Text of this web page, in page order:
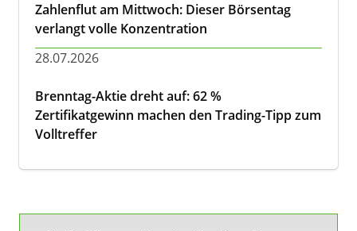
Zahlenflut am Mittwoch: Dieser Börsentag
verlangt volle Konzentration
28.07.2026
Brenntag-Aktie dreht auf: 62 %
Zertifikatgewinn machen den Trading-Tipp zum
Volltreffer